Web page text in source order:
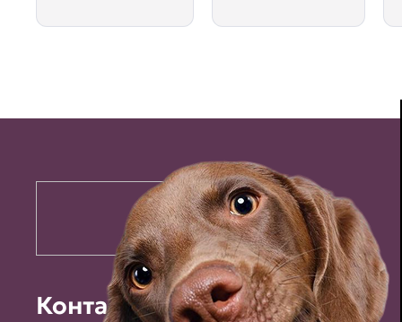
Контакты